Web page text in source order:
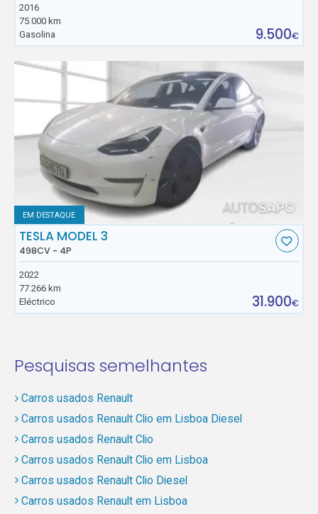
2016
75.000 km
Gasolina
9.500€
EM DESTAQUE
TESLA MODEL 3
498CV - 4P
2022
77.266 km
Eléctrico
31.900€
Pesquisas semelhantes
Carros usados Renault
Carros usados Renault Clio em Lisboa Diesel
Carros usados Renault Clio
Carros usados Renault Clio em Lisboa
Carros usados Renault Clio Diesel
Carros usados Renault em Lisboa